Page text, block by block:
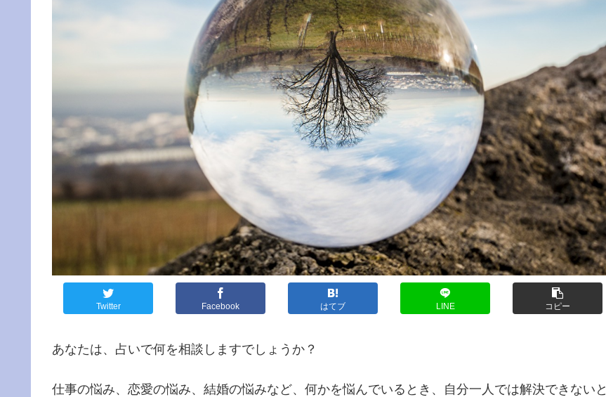
Twitter Facebook はてブ LINE コピー
あなたは、占いで何を相談しますでしょうか？
仕事の悩み、恋愛の悩み、結婚の悩みなど、何かを悩んでいるとき、自分一人では解決できないと